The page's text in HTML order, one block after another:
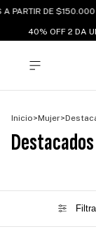
DE $150.000 -
40% OFF 2 DA
Inicio>Mujer>
Destacados